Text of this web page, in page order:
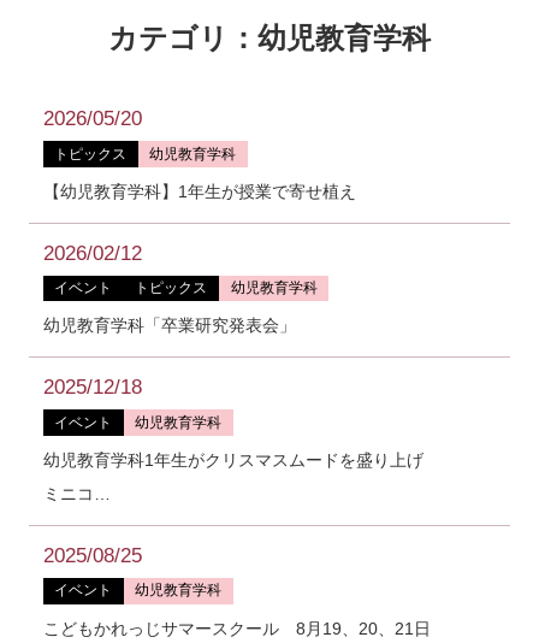
カテゴリ：幼児教育学科
2026/05/20
トピックス 幼児教育学科
【幼児教育学科】1年生が授業で寄せ植え
2026/02/12
イベント トピックス 幼児教育学科
幼児教育学科「卒業研究発表会」
2025/12/18
イベント 幼児教育学科
幼児教育学科1年生がクリスマスムードを盛り上げ
ミニコ…
2025/08/25
イベント 幼児教育学科
こどもかれっじサマースクール 8月19、20、21日